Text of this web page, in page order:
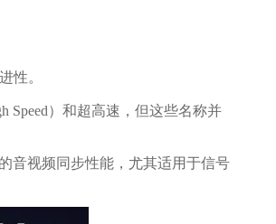
性。
Speed）和超高速，但这些名称并
音视频同步性能，尤其适用于信号